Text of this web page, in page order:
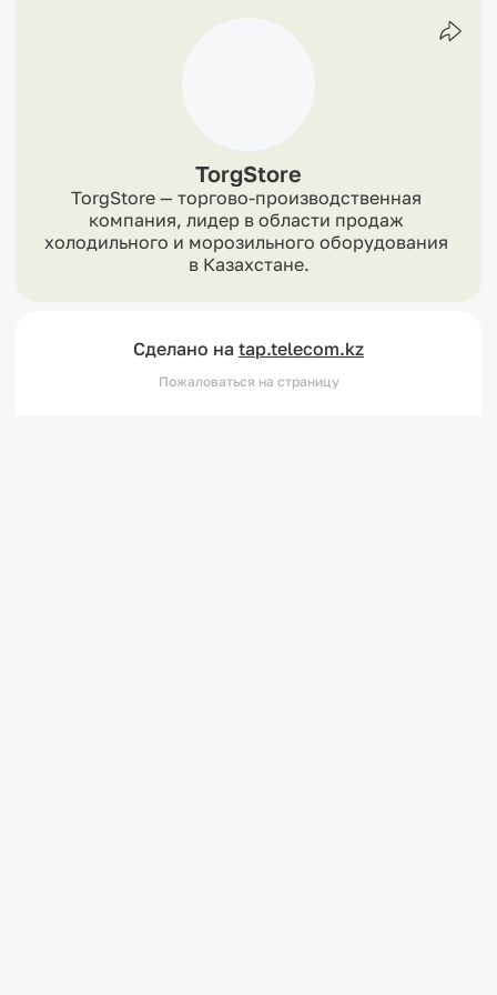
TorgStore
TorgStore — торгово-производственная
компания, лидер в области продаж
холодильного и морозильного оборудования
в Казахстане.
Сделано на tap.telecom.kz
Пожаловаться на страницу